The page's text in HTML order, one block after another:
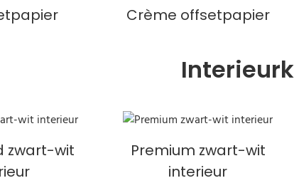
Crème offsetpapier
zwart-wit
Premium zwart-wit
interieur